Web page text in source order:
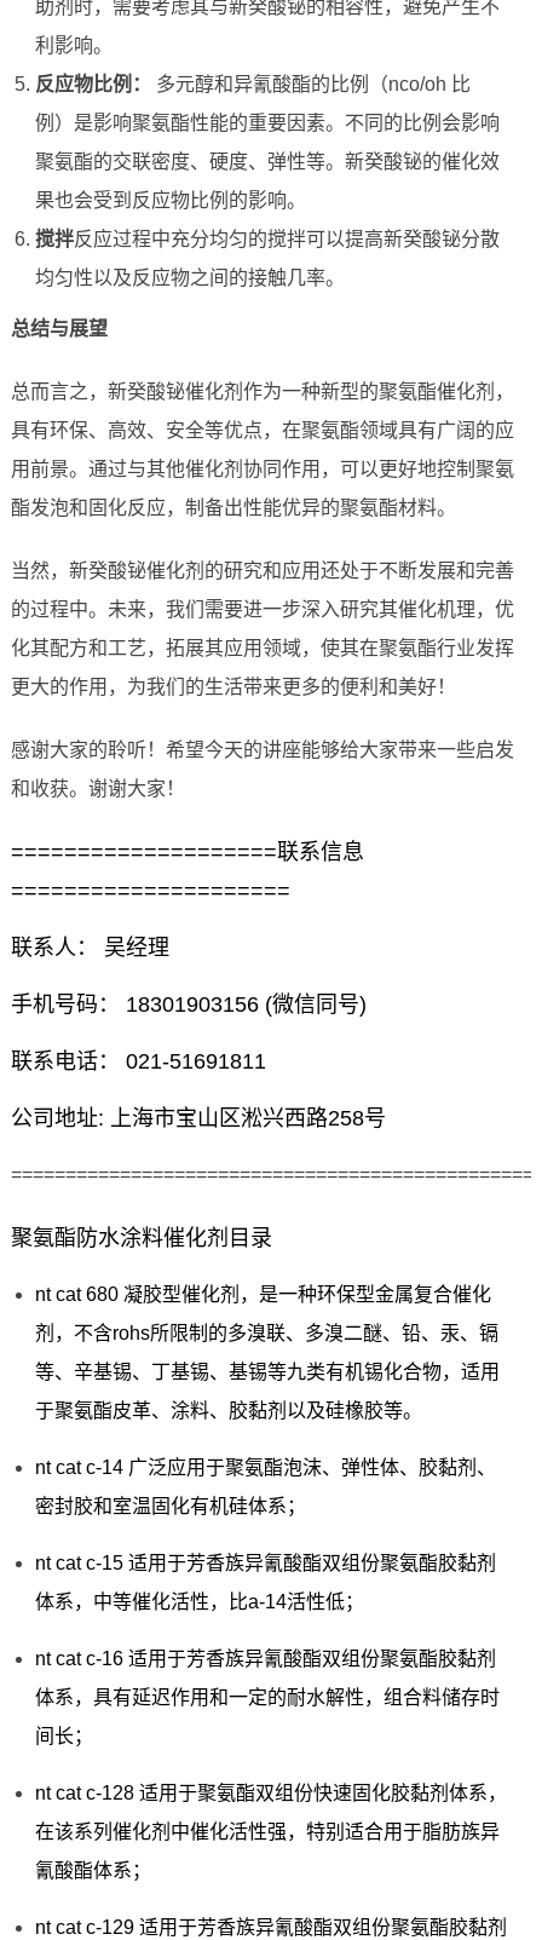
助剂时，需要考虑其与新癸酸铋的相容性，避免产生不
利影响。
反应物比例：
多元醇和异氰酸酯的比例（nco/oh 比
例）是影响聚氨酯性能的重要因素。不同的比例会影响
聚氨酯的交联密度、硬度、弹性等。新癸酸铋的催化效
果也会受到反应物比例的影响。
搅拌反应过程中充分均匀的搅拌可以提高新癸酸铋分散
均匀性以及反应物之间的接触几率。
总结与展望
总而言之，新癸酸铋催化剂作为一种新型的聚氨酯催化剂，
具有环保、高效、安全等优点，在聚氨酯领域具有广阔的应
用前景。通过与其他催化剂协同作用，可以更好地控制聚氨
酯发泡和固化反应，制备出性能优异的聚氨酯材料。
当然，新癸酸铋催化剂的研究和应用还处于不断发展和完善
的过程中。未来，我们需要进一步深入研究其催化机理，优
化其配方和工艺，拓展其应用领域，使其在聚氨酯行业发挥
更大的作用，为我们的生活带来更多的便利和美好！
感谢大家的聆听！希望今天的讲座能够给大家带来一些启发
和收获。谢谢大家！
====================联系信息
=====================
联系人： 吴经理
手机号码： 18301903156 (微信同号)
联系电话： 021-51691811
公司地址: 上海市宝山区淞兴西路258号
聚氨酯防水涂料催化剂目录
nt cat 680 凝胶型催化剂，是一种环保型金属复合催化
剂，不含rohs所限制的多溴联、多溴二醚、铅、汞、镉
等、辛基锡、丁基锡、基锡等九类有机锡化合物，适用
于聚氨酯皮革、涂料、胶黏剂以及硅橡胶等。
nt cat c-14 广泛应用于聚氨酯泡沫、弹性体、胶黏剂、
密封胶和室温固化有机硅体系；
nt cat c-15 适用于芳香族异氰酸酯双组份聚氨酯胶黏剂
体系，中等催化活性，比a-14活性低；
nt cat c-16 适用于芳香族异氰酸酯双组份聚氨酯胶黏剂
体系，具有延迟作用和一定的耐水解性，组合料储存时
间长；
nt cat c-128 适用于聚氨酯双组份快速固化胶黏剂体系，
在该系列催化剂中催化活性强，特别适合用于脂肪族异
氰酸酯体系；
nt cat c-129 适用于芳香族异氰酸酯双组份聚氨酯胶黏剂